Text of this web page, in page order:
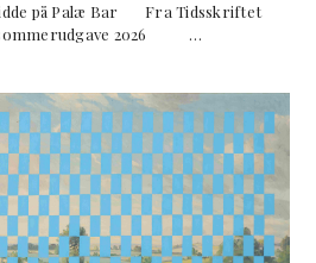
på Palæ Bar Fra Tidsskriftet
sommerudgave 2026 …